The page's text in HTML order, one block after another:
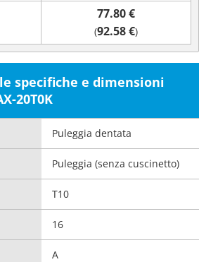
77.80 €
(92.58 €)
specifiche e dimensioni
20T0K
Puleggia dentata
Puleggia (senza cuscinetto)
T10
16
A